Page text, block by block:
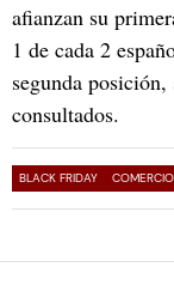
afianzan su
1 de cada 2
segunda
consultados.
BLACK FRIDAY COMERCIO